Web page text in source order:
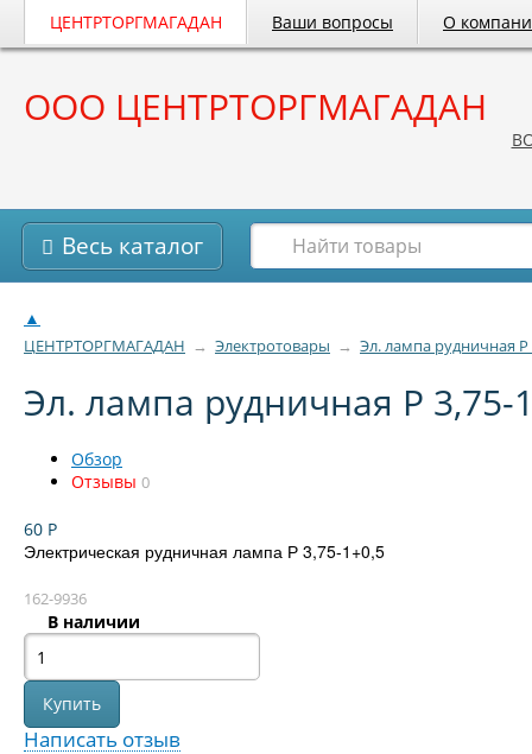
ЦЕНТРТОРГМАГАДАН Ваши вопросы О
ООО ЦЕНТРТОРГМАГАДАН
Весь каталог
▲
ЦЕНТРТОРГМАГАДАН → Электротовары → Эл. лампа рудничная Р
Эл. лампа рудничная Р 3,75-
Обзор
Отзывы 0
60 Р
Электрическая рудничная лампа Р 3,75-1+0,5
162-9936
В наличии
Написать отзыв